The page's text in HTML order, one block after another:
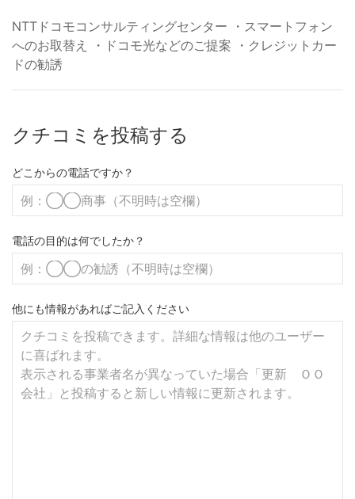
NTTドコモコンサルティングセンター ・スマートフォン
へのお取替え ・ドコモ光などのご提案 ・クレジットカー
ドの勧誘
クチコミを投稿する
どこからの電話ですか？
電話の目的は何でしたか？
他にも情報があればご記入ください